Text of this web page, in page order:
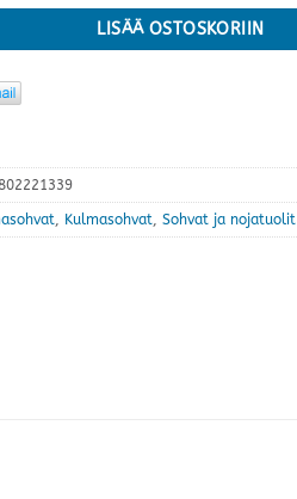
LISÄÄ OSTOSKORIIN
, Kulmasohvat, Sohvat ja nojatuolit